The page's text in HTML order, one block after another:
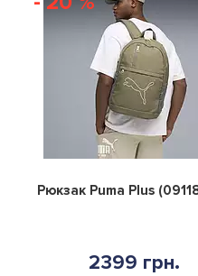
Рюкзак Puma Plus
2399 грн.